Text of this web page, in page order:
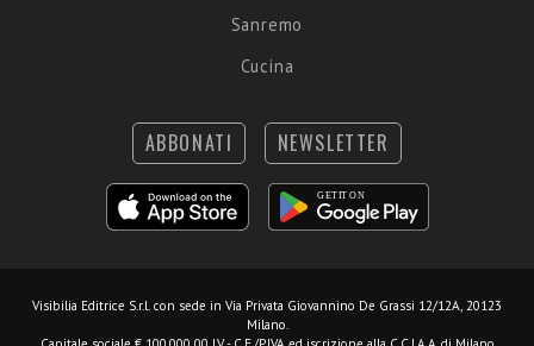
Sanremo
Cucina
ABBONATI NEWSLETTER
Visibilia Editrice S.r.l. con sede in Via Privata Giovannino De Grassi 12/12A, 20123
Milano.